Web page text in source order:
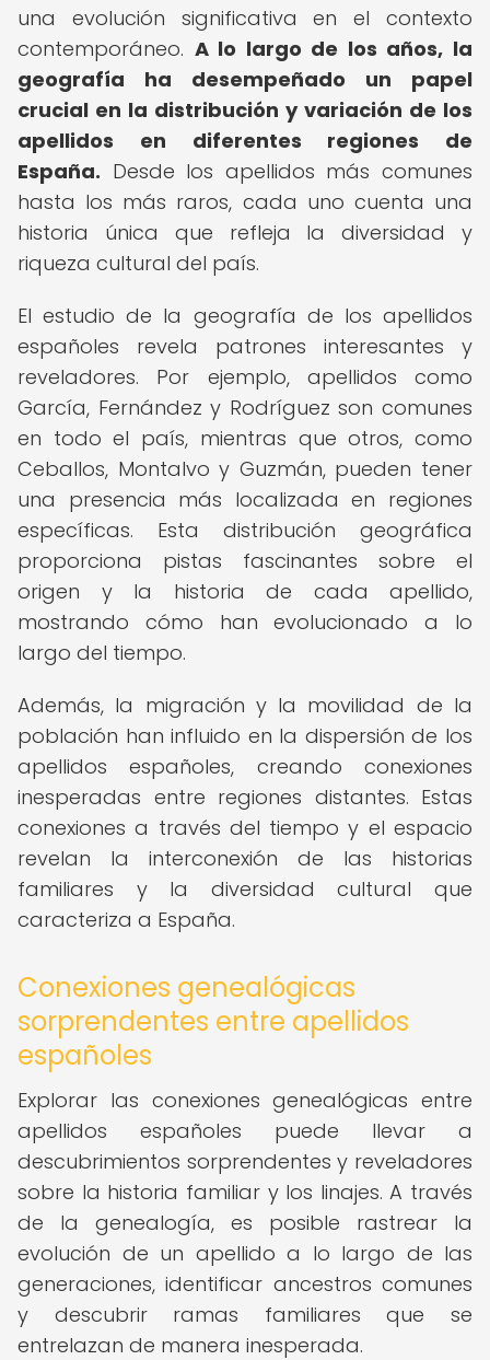
una evolución significativa en el contexto
contemporáneo. A lo largo de los años, la
geografía ha desempeñado un papel
crucial en la distribución y variación de los
apellidos en diferentes regiones de
España. Desde los apellidos más comunes
hasta los más raros, cada uno cuenta una
historia única que refleja la diversidad y
riqueza cultural del país.
El estudio de la geografía de los apellidos
españoles revela patrones interesantes y
reveladores. Por ejemplo, apellidos como
García, Fernández y Rodríguez son comunes
en todo el país, mientras que otros, como
Ceballos, Montalvo y Guzmán, pueden tener
una presencia más localizada en regiones
específicas. Esta distribución geográfica
proporciona pistas fascinantes sobre el
origen y la historia de cada apellido,
mostrando cómo han evolucionado a lo
largo del tiempo.
Además, la migración y la movilidad de la
población han influido en la dispersión de los
apellidos españoles, creando conexiones
inesperadas entre regiones distantes. Estas
conexiones a través del tiempo y el espacio
revelan la interconexión de las historias
familiares y la diversidad cultural que
caracteriza a España.
Conexiones genealógicas
sorprendentes entre apellidos
españoles
Explorar las conexiones genealógicas entre
apellidos españoles puede llevar a
descubrimientos sorprendentes y reveladores
sobre la historia familiar y los linajes. A través
de la genealogía, es posible rastrear la
evolución de un apellido a lo largo de las
generaciones, identificar ancestros comunes
y descubrir ramas familiares que se
entrelazan de manera inesperada.